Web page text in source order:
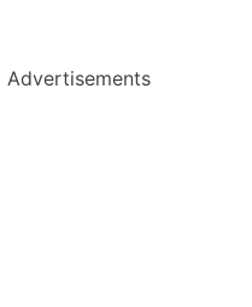
Advertisements